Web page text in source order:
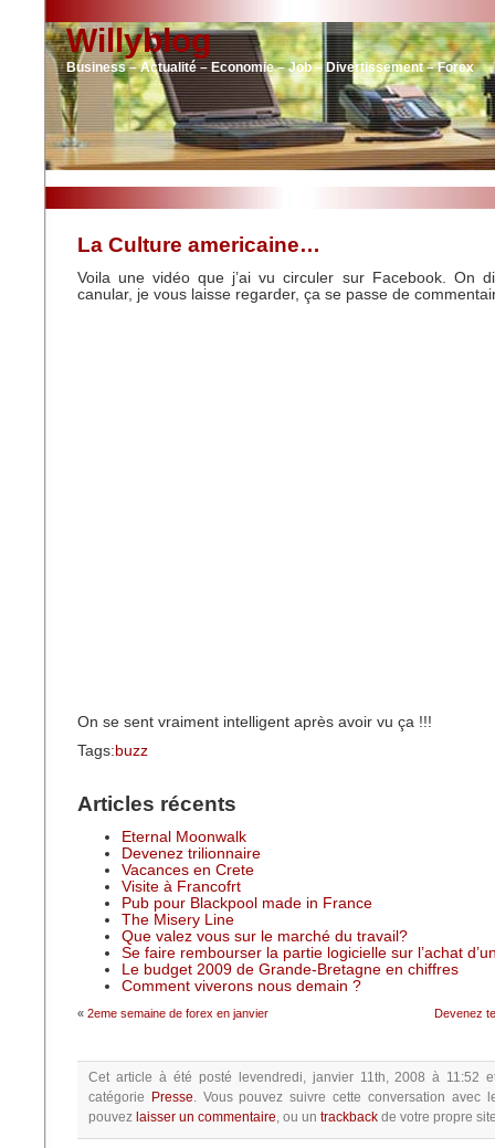
Willyblog
Business – Actualité – Economie – Job – Divertissement – Forex
La Culture americaine…
Voila une vidéo que j’ai vu circuler sur Facebook. On
canular, je vous laisse regarder, ça se passe de
On se sent vraiment intelligent après avoir vu ça !!!
Tags: buzz
Articles récents
Eternal Moonwalk
Devenez trilionnaire
Vacances en Crete
Visite à Francofrt
Pub pour Blackpool made in France
The Misery Line
Que valez vous sur le marché du travail?
Se faire rembourser la partie logicielle sur l’achat
Le budget 2009 de Grande-Bretagne en chiffres
Comment viverons nous demain ?
« 2eme semaine de forex en janvier Devenez
Cet article à été posté levendredi, janvier 11th, 2008 à 11:52
catégorie
Presse. Vous pouvez suivre cette conversation avec
pouvez laisser un commentaire, ou un trackback de votre propre